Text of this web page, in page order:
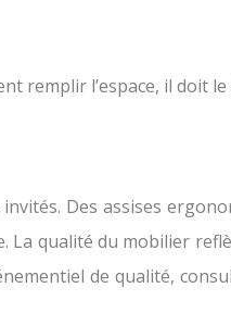
remplir l’espace, il doit
Des assises
La qualité du mobilier
de qualité,